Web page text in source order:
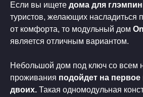
Если вы ищете дома для
туристов, желающих насладиться
от комфорта, то модульный дом
является отличным вариантом.
Небольшой дом под ключ со всем
проживания подойдет на
двоих. Такая одномодульная